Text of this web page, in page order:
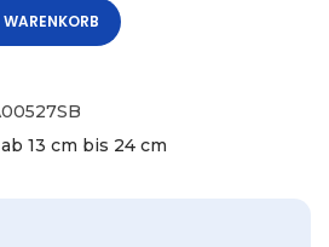
13 cm bis 24 cm